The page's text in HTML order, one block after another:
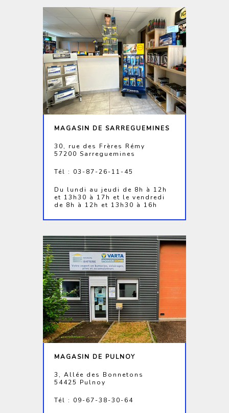
MAGASIN DE SARREGUEMINES
30, rue des Frères Rémy
57200 Sarreguemines
Tél : 03-87-26-11-45
Du lundi au jeudi de 8h à 12h
et 13h30 à 17h et le vendredi
de 8h à 12h et 13h30 à 16h
MAGASIN DE PULNOY
3, Allée des Bonnetons
54425 Pulnoy
Tél : 09-67-38-30-64